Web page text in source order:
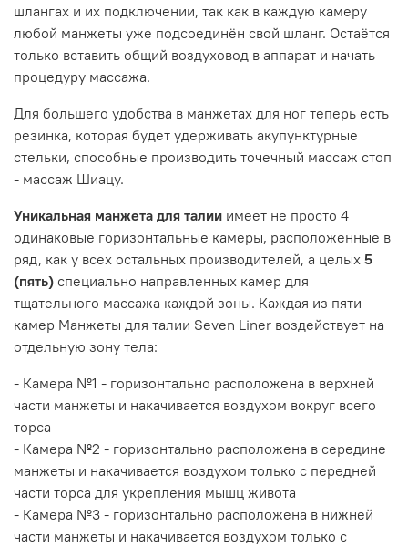
шлангах и их подключении, так как в каждую камеру
любой манжеты уже подсоединён свой шланг. Остаётся
только вставить общий воздуховод в аппарат и начать
процедуру массажа.
Для большего удобства в манжетах для ног теперь есть
резинка, которая будет удерживать акупунктурные
стельки, способные производить точечный массаж стоп
- массаж Шиацу.
Уникальная манжета для талии имеет не просто 4
одинаковые горизонтальные камеры, расположенные в
ряд, как у всех остальных производителей, а целых 5
(пять) специально направленных камер для
тщательного массажа каждой зоны. Каждая из пяти
камер Манжеты для талии Seven Liner воздействует на
отдельную зону тела:
- Камера №1 - горизонтально расположена в верхней
части манжеты и накачивается воздухом вокруг всего
торса
- Камера №2 - горизонтально расположена в середине
манжеты и накачивается воздухом только с передней
части торса для укрепления мышц живота
- Камера №3 - горизонтально расположена в нижней
части манжеты и накачивается воздухом только с